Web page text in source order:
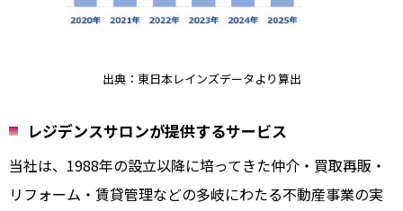
出典：東日本レインズデータより算出
レジデンスサロンが提供するサービス
当社は、1988年の設立以降に培ってきた仲介・買取再販・
リフォーム・賃貸管理などの多岐にわたる不動産事業の実